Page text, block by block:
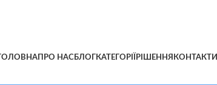
ПРО НАСБЛОГКАТЕГОРІЇ РІШЕННЯ КОНТАКТИ